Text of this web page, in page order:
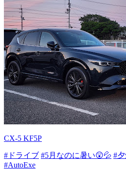
CX-5 KF5P
#ドライブ #5月なのに暑い😲💦 #
#AutoExe